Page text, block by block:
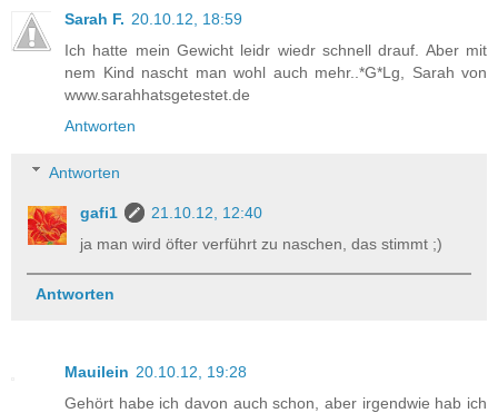
Sarah F. 20.10.12, 18:59
Ich hatte mein Gewicht leidr wiedr schnell drauf. Aber mit
nem Kind nascht man wohl auch mehr..*G*Lg, Sarah von
www.sarahhatsgetestet.de
Antworten
Antworten
gafi1
21.10.12, 12:40
ja man wird öfter verführt zu naschen, das stimmt ;)
Antworten
Mauilein 20.10.12, 19:28
Gehört habe ich davon auch schon, aber irgendwie hab ich